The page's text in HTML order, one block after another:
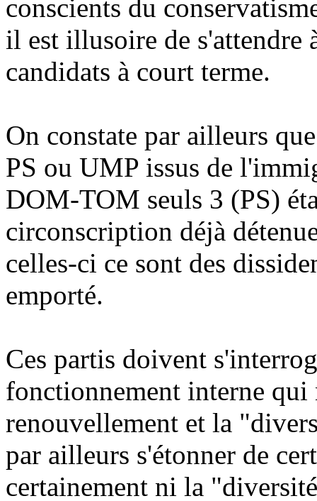
conscients du
il est illusoire de s'attendre
candidats à court terme.
On constate par ailleurs
PS ou UMP issus de
DOM-TOM seuls 3 (PS)
circonscription déjà
celles-ci ce sont des
emporté.
Ces partis doivent
fonctionnement interne qui
renouvellement et la
par ailleurs s'étonner de
certainement ni la